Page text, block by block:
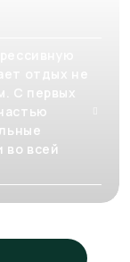
С первых
во всей